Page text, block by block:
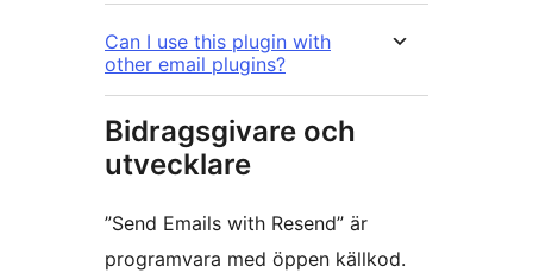
Can I use this plugin with
other email plugins?
Bidragsgivare och
utvecklare
”Send Emails with Resend” är
programvara med öppen källkod.